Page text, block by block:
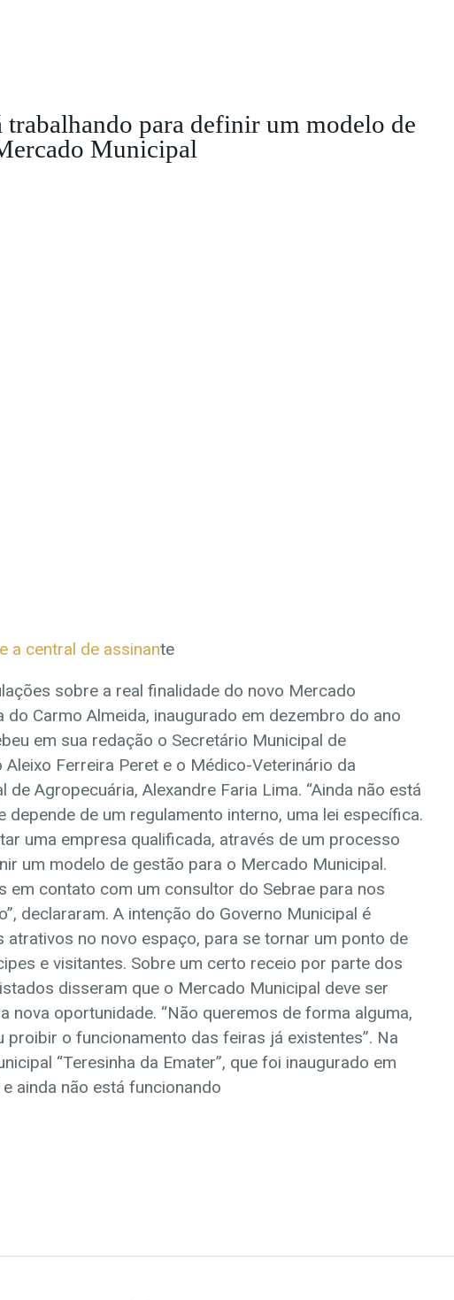
para definir um modelo de
Municipal
a central de assinante
sobre a real finalidade do novo Mercado
do Carmo Almeida, inaugurado em dezembro do ano
em sua redação o Secretário Municipal de
Ferreira Peret e o Médico-Veterinário da
de Agropecuária, Alexandre Faria Lima. “Ainda não está
depende de um regulamento interno, uma lei específica.
uma empresa qualificada, através de um processo
um modelo de gestão para o Mercado Municipal.
em contato com um consultor do Sebrae para nos
declararam. A intenção do Governo Municipal é
atrativos no novo espaço, para se tornar um ponto de
e visitantes. Sobre um certo receio por parte dos
disseram que o Mercado Municipal deve ser
nova oportunidade. “Não queremos de forma alguma,
proibir o funcionamento das feiras já existentes”. Na
“Teresinha da Emater”, que foi inaugurado em
ainda não está funcionando